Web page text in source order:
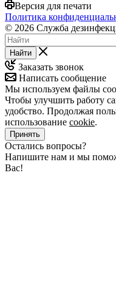
Версия для печати
Политика
© 2026 Служба
Найти
Заказать звонок
Написать сообщение
Мы используем файлы
Чтобы улучшить работу
удобство. Продолжая
использование cookie.
Принять
Остались вопросы?
Напишите нам и мы
Вас!